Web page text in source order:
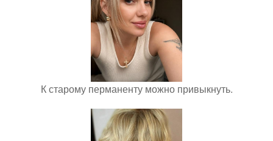
К старому перманенту можно привыкнуть.